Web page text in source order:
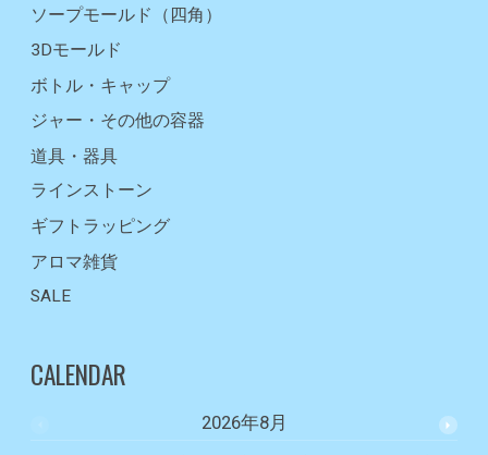
ソープモールド（四角）
3Dモールド
ボトル・キャップ
ジャー・その他の容器
道具・器具
ラインストーン
ギフトラッピング
アロマ雑貨
SALE
CALENDAR
2026年8月